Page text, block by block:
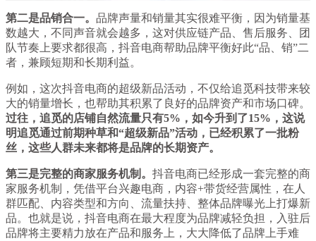
第二是品销合一。 品牌声量和销量其实很难平衡，因为销量基
数越大，不同声音就会越多，这对供应链产品、售后服务、团
队节奏上要求都很高，抖音电商帮助品牌平衡好此“品、销”二
者，兼顾短期和长期利益。
例如，这次抖音电商的超级新品活动，不仅给追觅科技带来较
大的销量增长，也帮助其积累了良好的品牌资产和市场口碑。
过往，追觅的店铺自然流量只有5%，如今升到了15%，这说
明追觅通过前期种草和“超级新品”活动，已经积累了一批粉
丝，这些人群未来都将是品牌的长期资产。
第三是完整的商家服务机制。 抖音电商已经形成一套完整的商
家服务机制，凭借平台兴趣电商，内容+带货经营属性，在人
群匹配、内容类型和方向、流量扶持、整体品牌曝光上打爆新
品。也就是说，抖音电商在最大程度为品牌减轻负担，入驻后
品牌将主要精力放在产品和服务上，大大降低了品牌上手难